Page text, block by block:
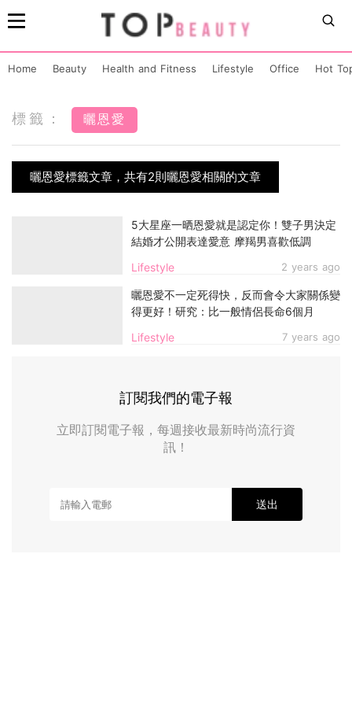
Home Beauty Health and Fitness Lifestyle Office Hot
標籤： 曬恩愛
曬恩愛標籤文章，共有2則曬恩愛相關的文章
Lifestyle 2 years ago
5大星座一晒恩愛就是認定你！雙子男決定
結婚才公開表達愛意 摩羯男喜歡低調
Lifestyle 7 years ago
曬恩愛不一定死得快，反而會令大家關係變
得更好！研究：比一般情侶長命6個月
訂閱我們的電子報
立即訂閱電子報，每週接收最新時尚流行資
訊！
送出